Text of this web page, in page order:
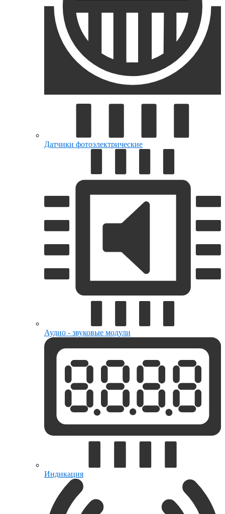
Датчики фотоэлектрические
Аудио - звуковые модули
Индикация